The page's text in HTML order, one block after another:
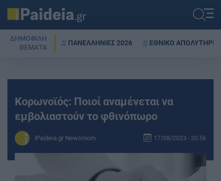
ΔΗΜΟΦΙΛΗ
ΘΕΜΑΤΑ
ΠΑΝΕΛΛΗΝΙΕΣ 2026 ΕΘΝΙΚΟ ΑΠΟΛΥΤΗΡΙΟ
Κορωνοϊός: Ποιοί αναμένεται να
εμβολιαστούν το φθινόπωρο
iPaideia.gr Newsroom 17/08/2023 - 20:56